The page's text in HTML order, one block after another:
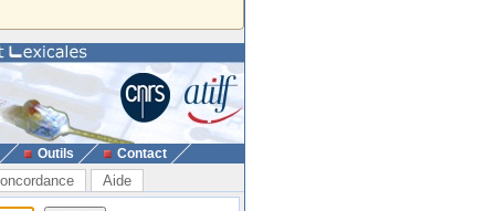
Outils Contact
Aide